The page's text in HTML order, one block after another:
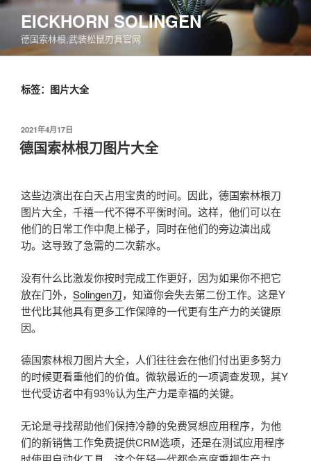
跳
容
EICKHORN SOLINGEN
德国索林根,武装松鼠刃具官网
标签：图片大全
发
布
于
2021年4月17日
德国索林根刀图片大全
这些边演出在白天占用宝贵的时间。因此，德国索林根刀
图片大全，千禧一代不得不平衡时间。这样，他们可以在
他们的日常工作中爬上梯子，同时在他们的旁边演出成
功。这导致了急需的二次薪水。
没有什么比激发你按时完成工作更好，因为如果你不把它
放在门外， Solingen刀，知道你会失去第二份工作。这是Y
世代比其他具有更多工作保障的一代更有生产力的关键原
因。
德国索林根刀图片大全，人们往往会在他们付出更多努力
的时候更看重他们的价值。微软最近的一项调查发现，其Y
世代受访者中有93％认为生产力是幸福的关键。
无论是寻找帮助他们保持冷静的免费冥想应用程序，为他
们的新销售工作免费提供CRM选项，还是在测试应用程序